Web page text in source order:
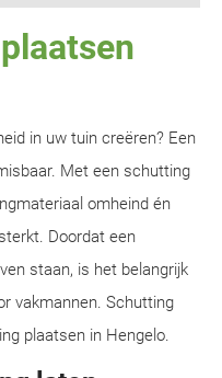
in uw tuin creëren? Een
Met een schutting
omheind én
Doordat een
staan, is het belangrijk
vakmannen. Schutting
plaatsen in Hengelo.